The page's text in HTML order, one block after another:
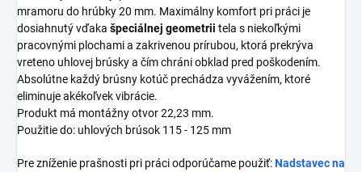
mramoru do hrúbky 20 mm. Maximálny komfort pri práci je
dosiahnutý vďaka špeciálnej geometrii tela s niekoľkými
pracovnými plochami a zakrivenou prírubou, ktorá prekrýva
vreteno uhlovej brúsky a čím chráni obklad pred poškodením.
Absolútne každý brúsny kotúč prechádza vyvážením, ktoré
eliminuje akékoľvek vibrácie.
Produkt má montážny otvor 22,23 mm.
Použitie do: uhlových brúsok 115 - 125 mm
Pre zníženie prašnosti pri práci odporúčame použiť:Nadstavec na